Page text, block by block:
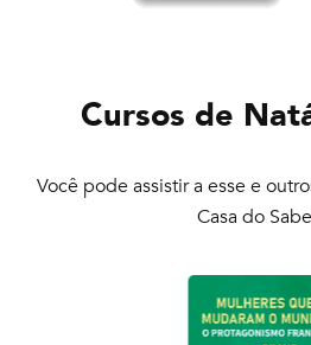
Cursos de
Você pode assistir a esse e
Casa do